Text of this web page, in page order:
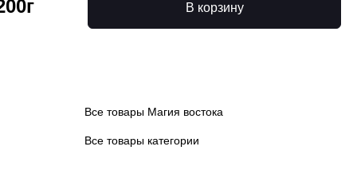
В корзину
Все товары Магия востока
Все товары категории